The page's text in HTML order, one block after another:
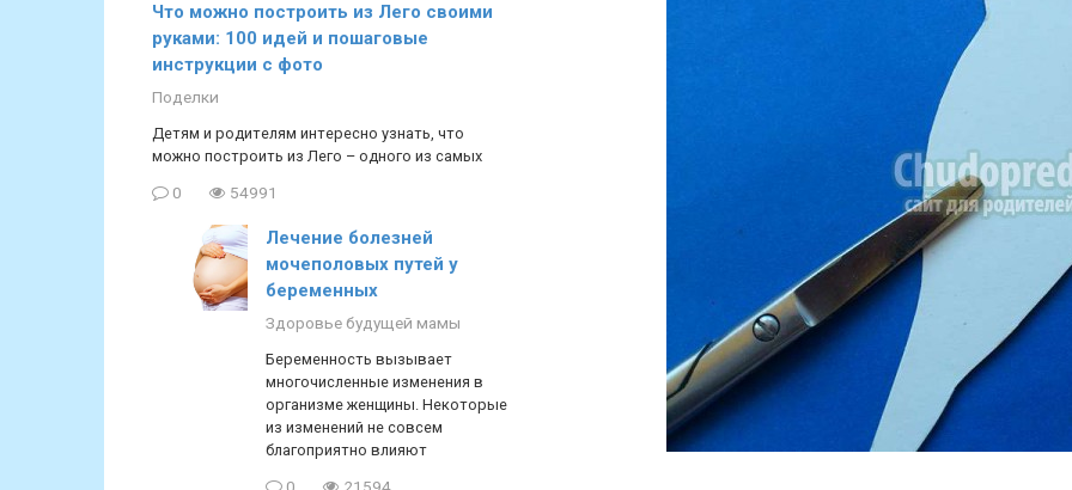
Что можно построить из Лего своими
руками: 100 идей и пошаговые
инструкции с фото
Поделки
Детям и родителям интересно узнать, что
можно построить из Лего – одного из самых
0 54991
Лечение болезней
мочеполовых путей у
беременных
Здоровье будущей мамы
Беременность вызывает
многочисленные изменения в
организме женщины. Некоторые
из изменений не совсем
благоприятно влияют